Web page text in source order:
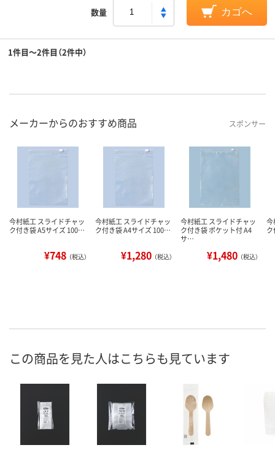
数量 カゴへ
1件目～2件目（2件中）
メーカーからのおすすめ商品 スポンサー
今村紙工 スライドチャッ
ク付き袋 A5サイズ 100…
¥748 （税込）
今村紙工 スライドチャッ
ク付き袋 A4サイズ 100…
¥1,280 （税込）
今村紙工 スライドチャッ
ク付き袋 ポケット付 A4
サ…
¥1,480 （税込）
今
この商品を見た人はこちらも見ています